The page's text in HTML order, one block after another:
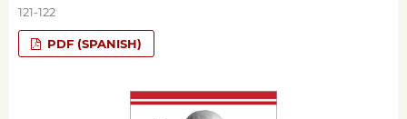
121-122
PDF (SPANISH)